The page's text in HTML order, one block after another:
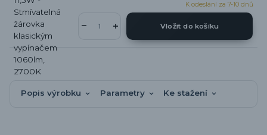
K odeslání za 7-10 dnů
Vložit do košíku
Popis výrobku Parametry Ke stažení